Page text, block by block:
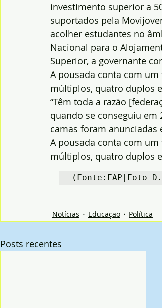
investimento superior a
suportados pela
acolher estudantes no
Nacional para o
Superior, a governante
A pousada conta com
múltiplos, quatro duplos
“Têm toda a razão
quando se conseguiu em
camas foram anunciadas
A pousada conta com
múltiplos, quatro duplos
(Fonte:FAP|Foto-
Notícias Educação Política
Posts recentes